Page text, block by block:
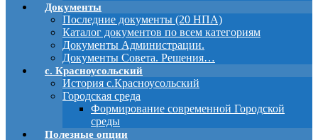
Документы
Последние документы (20 НПА)
Каталог документов по всем категориям
Документы Администрации.
Документы Совета. Решения…
с. Красноусольский
История с.Красноусольский
Городская среда
Формирование современной Городской
среды
Полезные опции